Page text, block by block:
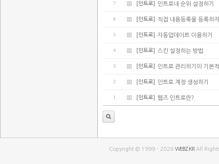
7 [인트로] 인트로내 순위 설정하기
6 [인트로] 직접 내용등록을 등록하자
5 [인트로] 자동업데이트 이용하기
4 [인트로] 스킨 설정하는 방법
3 [인트로] 인트로 관리하기의 기본
2 [인트로] 인트로 계정 생성하기
1 [인트로] 웹즈 인트로란?
Copyright © 1999 - 2026WEBZ.KR All